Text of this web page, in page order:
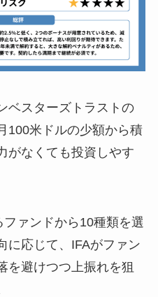
ベスターズトラストの
100米ドルの少額から積
がなくても投資しやす
ァンドから10種類を選
に応じて、IFAがファン
を避けつつ上振れを狙